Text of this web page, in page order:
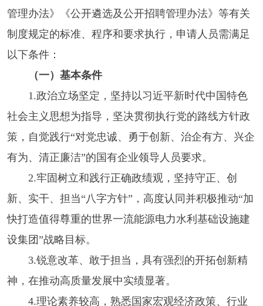
管理办法》《公开遴选及公开招聘管理办法》等有关
制度规定的标准、程序和要求执行，申请人员需满足
以下条件：
（一）基本条件
1.政治立场坚定，坚持以习近平新时代中国特色
社会主义思想为指导，坚决贯彻执行党的路线方针政
策，自觉践行“对党忠诚、勇于创新、治企有方、兴企
有为、清正廉洁”的国有企业领导人员要求。
2.牢固树立和践行正确政绩观，坚持守正、创
新、实干、担当“八字方针”，高度认同并积极推动“加
快打造值得尊重的世界一流能源电力水利基础设施建
设集团”战略目标。
3.锐意改革、敢于担当，具有强烈的开拓创新精
神，在推动高质量发展中实绩显著。
4.理论素养较高，熟悉国家宏观经济政策、行业